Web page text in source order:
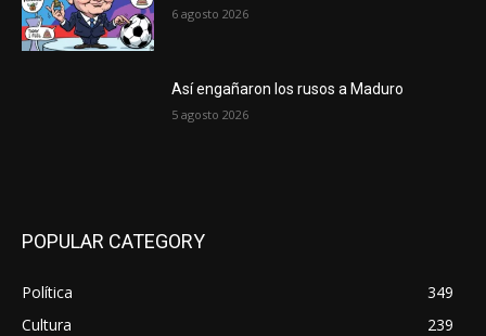
6 agosto 2026
Así engañaron los rusos a Maduro
5 agosto 2026
POPULAR CATEGORY
Política
349
Cultura
239